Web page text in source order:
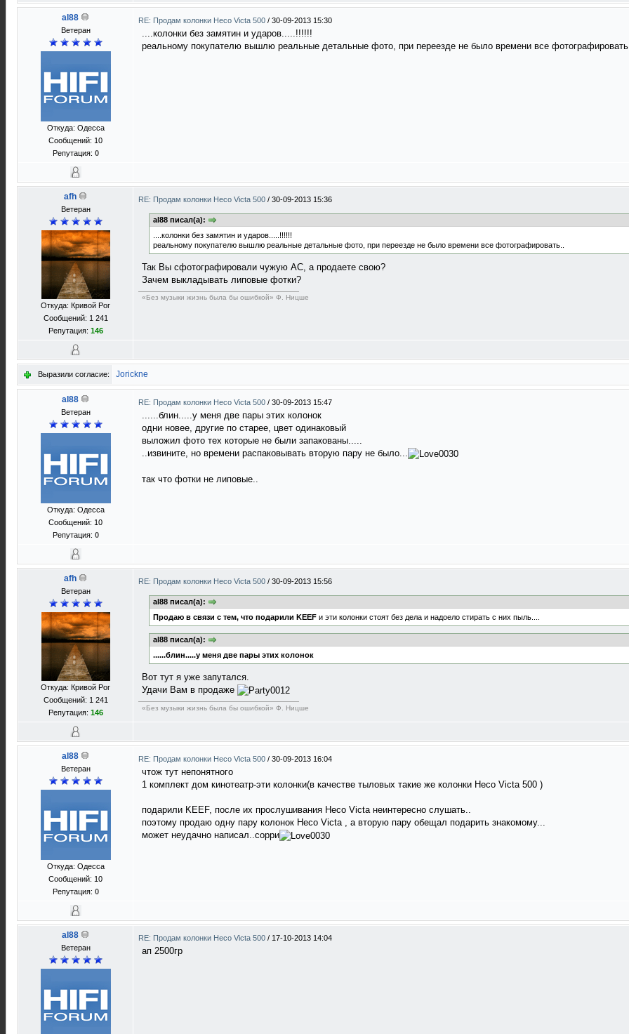
al88
Ветеран
Откуда: Одесса
Сообщений: 10
Репутация: 0
RE: Продам колонки Heco Victa 500 / 30-09-2013 15:30
....колонки без замятин и ударов.....!!!!!!
реальному покупателю вышлю реальные детальные фото, при переезде не было времени все
afh
Ветеран
Откуда: Кривой Рог
Сообщений: 1 241
Репутация: 146
RE: Продам колонки Heco Victa 500 / 30-09-2013 15:36
al88 писал(а):
....колонки без замятин и ударов.....!!!!!!
реальному покупателю вышлю реальные детальные фото, при переезде не было времени все фотографировать..
Так Вы сфотографировали чужую АС, а продаете свою?
Зачем выкладывать липовые фотки?
«Без музыки жизнь была бы ошибкой» Ф. Ницше
Выразили согласие: Jorickne
al88
Ветеран
Откуда: Одесса
Сообщений: 10
Репутация: 0
RE: Продам колонки Heco Victa 500 / 30-09-2013 15:47
......блин.....у меня две пары этих колонок
одни новее, другие по старее, цвет одинаковый
выложил фото тех которые не были запакованы.....
..извините, но времени распаковывать вторую пару не было...
так что фотки не липовые..
afh
Ветеран
Откуда: Кривой Рог
Сообщений: 1 241
Репутация: 146
RE: Продам колонки Heco Victa 500 / 30-09-2013 15:56
al88 писал(а):
Продаю в связи с тем, что подарили KEEF и эти колонки стоят без дела и надоело стирать с них пыль....
al88 писал(а):
......блин.....у меня две пары этих колонок
Вот тут я уже запутался.
Удачи Вам в продаже
«Без музыки жизнь была бы ошибкой» Ф. Ницше
al88
Ветеран
Откуда: Одесса
Сообщений: 10
Репутация: 0
RE: Продам колонки Heco Victa 500 / 30-09-2013 16:04
чтож тут непонятного
1 комплект дом кинотеатр-эти колонки(в качестве тыловых такие же колонки Heco Victa 500 )
подарили KEEF, после их прослушивания Heco Victa неинтересно слушать..
поэтому продаю одну пару колонок Heco Victa , а вторую пару обещал подарить знакомому...
может неудачно написал..сорри
al88
Ветеран
RE: Продам колонки Heco Victa 500 / 17-10-2013 14:04
ап 2500гр